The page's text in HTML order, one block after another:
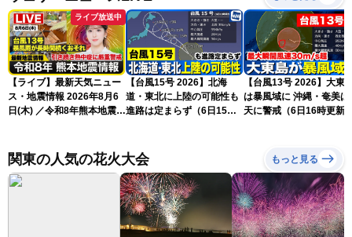
ライブ放送中
【ライブ】最新天気ニュー
ス・地震情報 2026年8月6
日(木) ／令和8年熊本地震情
ースLiVEイブニング・小林
李衣奈／本田竜也〉
【台風15号 2026】北海
道・東北に上陸の可能性も
進路は定まらず（6日15時
【台風13号 2026】大東
は暴風域に 沖縄・奄美は荒
天に警戒（6日16時更新
関東の人気の花火大会 もっと見る